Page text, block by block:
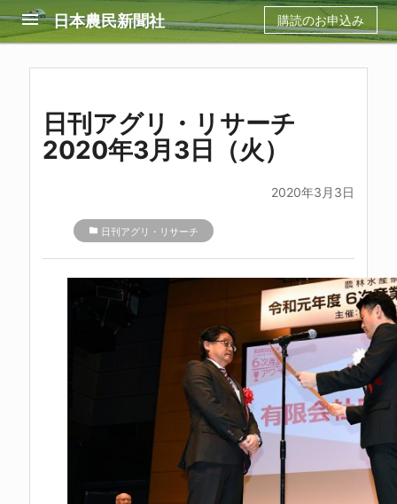
menu 日本農民新聞社 購読のお申込み
日刊アグリ・リサーチ
2020年3月3日（火）
2020年3月3日
folder 日刊アグリ・リサーチ